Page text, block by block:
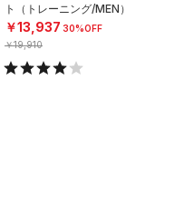
ト（トレーニング/MEN）
￥13,937 30%OFF
￥19,910